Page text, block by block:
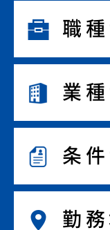
職
業
条
勤